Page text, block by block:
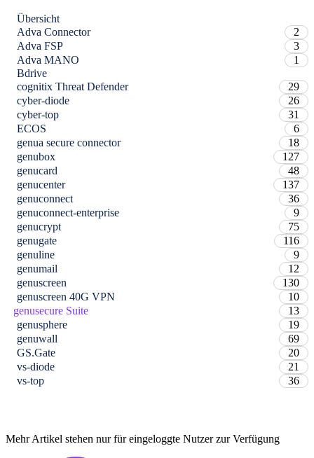
Übersicht
Adva Connector
2
Adva FSP
3
Adva MANO
1
Bdrive
cognitix Threat Defender
29
cyber-diode
26
cyber-top
31
ECOS
6
genua secure connector
18
genubox
127
genucard
48
genucenter
137
genuconnect
36
genuconnect-enterprise
9
genucrypt
75
genugate
116
genuline
9
genumail
12
genuscreen
130
genuscreen 40G VPN
10
genusecure Suite
13
genusphere
19
genuwall
69
GS.Gate
20
vs-diode
21
vs-top
36
Mehr Artikel stehen nur für eingeloggte Nutzer zur Verfügung